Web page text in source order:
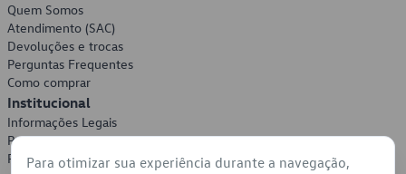
Quem Somos
Atendimento (SAC)
Devoluções e trocas
Perguntas Frequentes
Como comprar
Institucional
Informações Legais
Política de Privacidade
Política de Cookies
Para otimizar sua experiência durante a navegação,